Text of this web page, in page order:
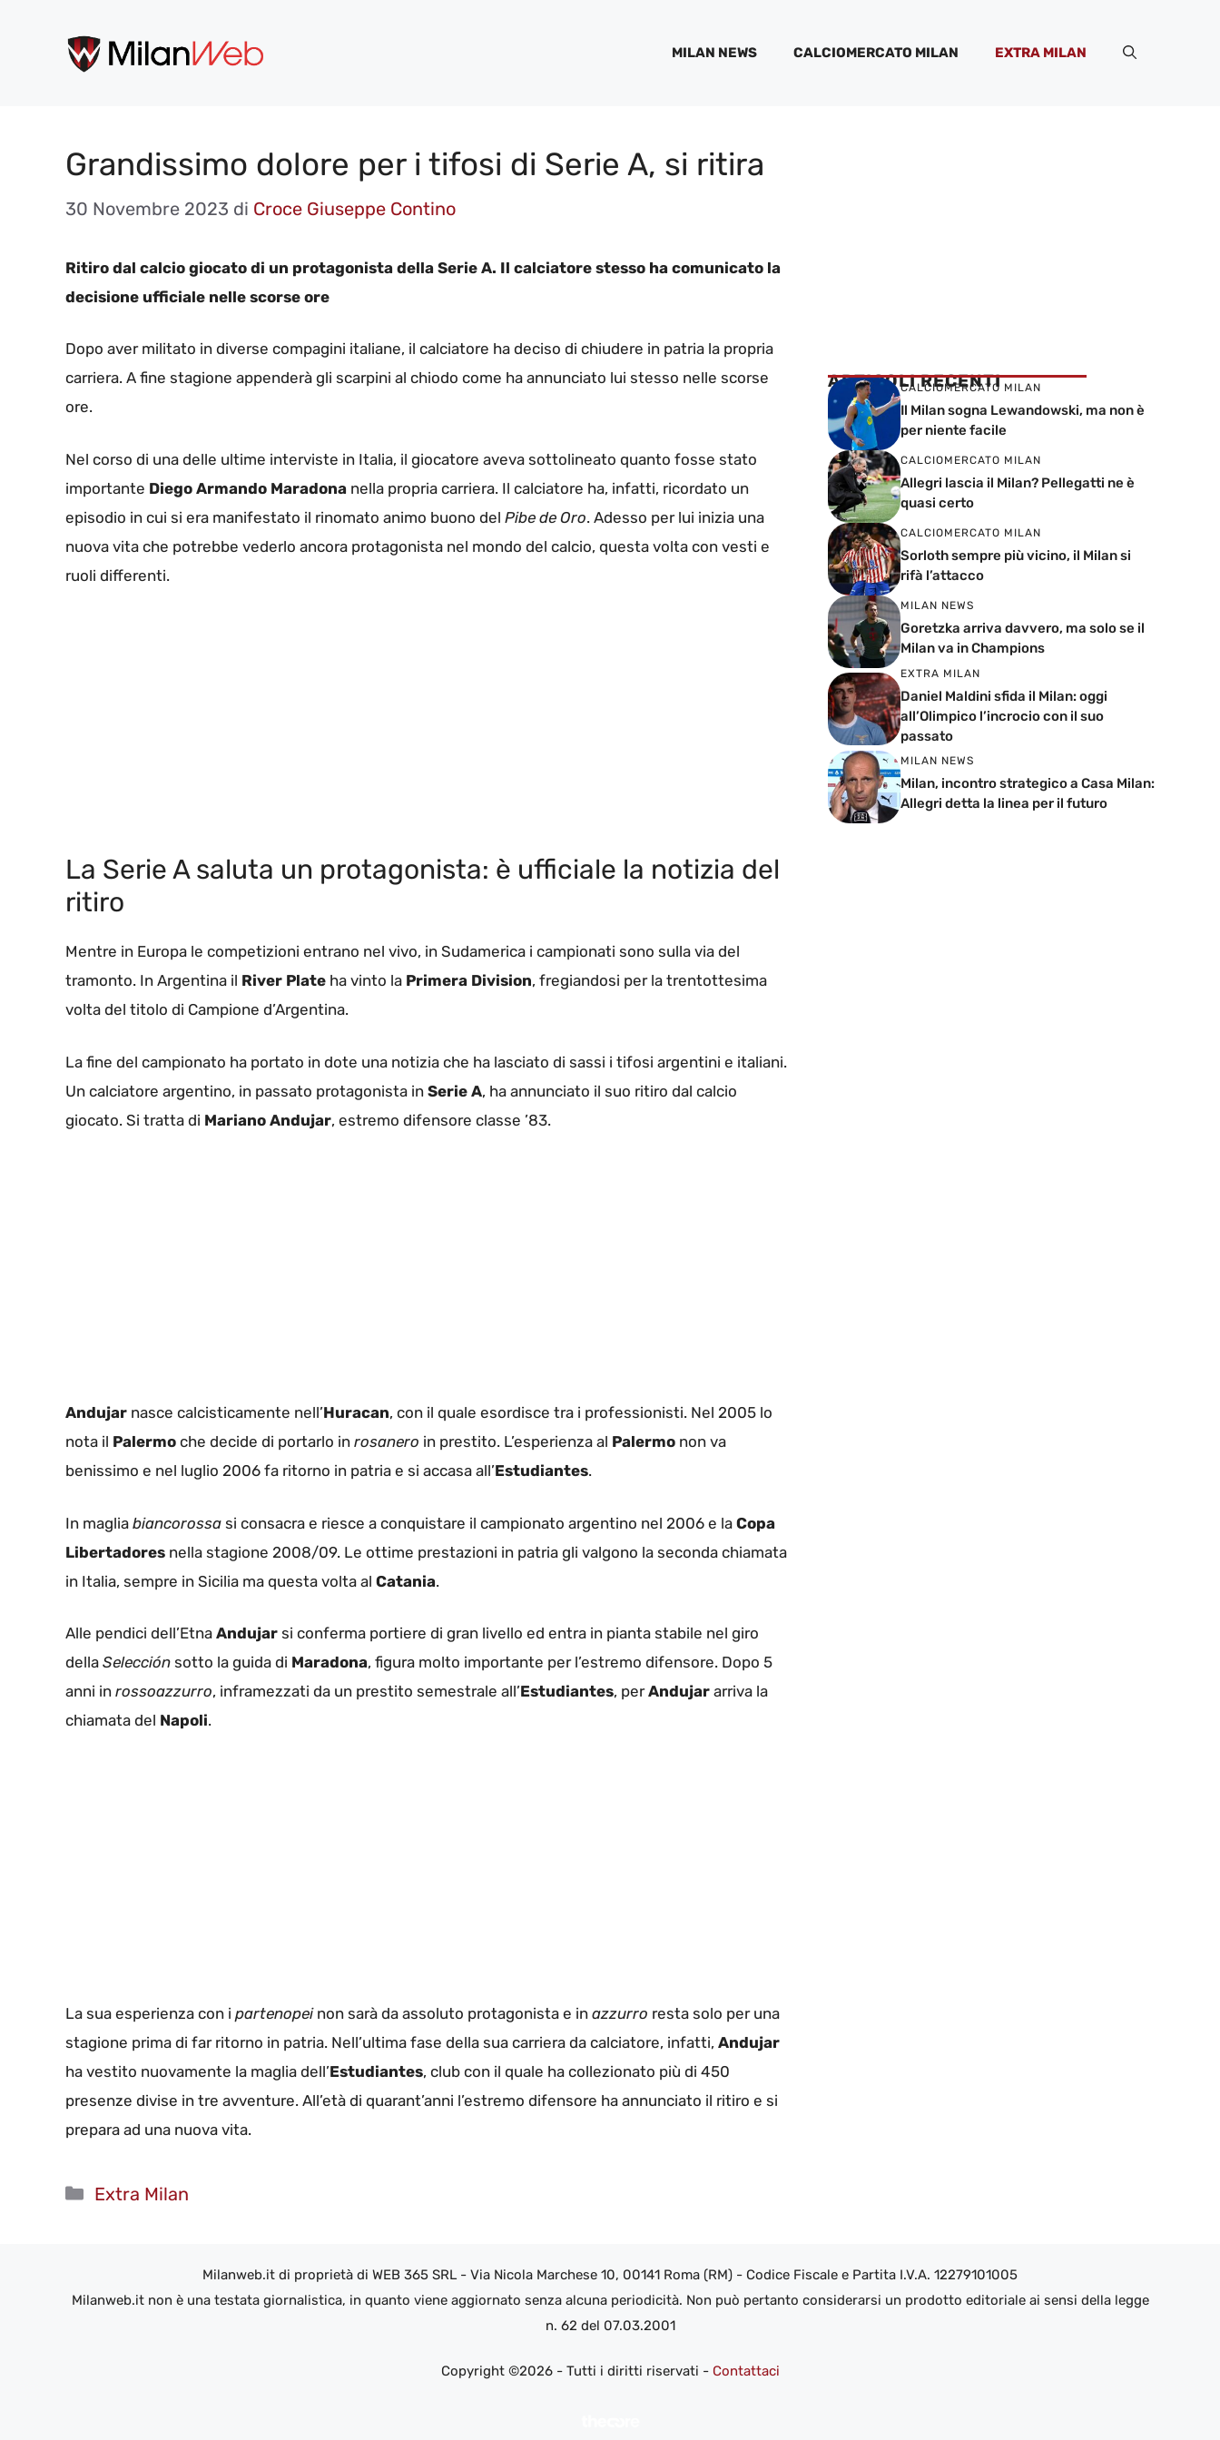
MILAN NEWS CALCIOMERCATO MILAN EXTRA MILAN
Grandissimo dolore per i tifosi di Serie A, si ritira
30 Novembre 2023 di Croce Giuseppe Contino
Ritiro dal calcio giocato di un protagonista della Serie A. Il calciatore stesso ha comunicato la
decisione ufficiale nelle scorse ore
Dopo aver militato in diverse compagini italiane, il calciatore ha deciso di chiudere in patria la propria
carriera. A fine stagione appenderà gli scarpini al chiodo come ha annunciato lui stesso nelle scorse
ore.
Nel corso di una delle ultime interviste in Italia, il giocatore aveva sottolineato quanto fosse stato
importante Diego Armando Maradona nella propria carriera. Il calciatore ha, infatti, ricordato un
episodio in cui si era manifestato il rinomato animo buono del Pibe de Oro. Adesso per lui inizia una
nuova vita che potrebbe vederlo ancora protagonista nel mondo del calcio, questa volta con vesti e
ruoli differenti.
La Serie A saluta un protagonista: è ufficiale la notizia del
ritiro
Mentre in Europa le competizioni entrano nel vivo, in Sudamerica i campionati sono sulla via del
tramonto. In Argentina il River Plate ha vinto la Primera Division, fregiandosi per la trentottesima
volta del titolo di Campione d’Argentina.
La fine del campionato ha portato in dote una notizia che ha lasciato di sassi i tifosi argentini e italiani.
Un calciatore argentino, in passato protagonista in Serie A, ha annunciato il suo ritiro dal calcio
giocato. Si tratta di Mariano Andujar, estremo difensore classe ’83.
Andujar nasce calcisticamente nell’Huracan, con il quale esordisce tra i professionisti. Nel 2005 lo
nota il Palermo che decide di portarlo in rosanero in prestito. L’esperienza al Palermo non va
benissimo e nel luglio 2006 fa ritorno in patria e si accasa all’Estudiantes.
In maglia biancorossa si consacra e riesce a conquistare il campionato argentino nel 2006 e la Copa
Libertadores nella stagione 2008/09. Le ottime prestazioni in patria gli valgono la seconda chiamata
in Italia, sempre in Sicilia ma questa volta al Catania.
Alle pendici dell’Etna Andujar si conferma portiere di gran livello ed entra in pianta stabile nel giro
della Selección sotto la guida di Maradona, figura molto importante per l’estremo difensore. Dopo 5
anni in rossoazzurro, inframezzati da un prestito semestrale all’Estudiantes, perAndujar arriva la
chiamata del Napoli.
La sua esperienza con i partenopeinon sarà da assoluto protagonista e in azzurro resta solo per una
stagione prima di far ritorno in patria. Nell’ultima fase della sua carriera da calciatore, infatti, Andujar
ha vestito nuovamente la maglia dell’Estudiantes, club con il quale ha collezionato più di 450
presenze divise in tre avventure. All’età di quarant’anni l’estremo difensore ha annunciato il ritiro e si
prepara ad una nuova vita.
Categorie
Extra Milan
ARTICOLI RECENTI
CALCIOMERCATO MILAN
Il Milan sogna Lewandowski, ma non è
per niente facile
CALCIOMERCATO MILAN
Allegri lascia il Milan? Pellegatti ne è
quasi certo
CALCIOMERCATO MILAN
Sorloth sempre più vicino, il Milan si
rifà l’attacco
MILAN NEWS
Goretzka arriva davvero, ma solo se il
Milan va in Champions
EXTRA MILAN
Daniel Maldini sfida il Milan: oggi
all’Olimpico l’incrocio con il suo
passato
MILAN NEWS
Milan, incontro strategico a Casa Milan:
Allegri detta la linea per il futuro
Milanweb.it di proprietà di WEB 365 SRL - Via Nicola Marchese 10, 00141 Roma (RM) - Codice Fiscale e Partita I.V.A. 12279101005
Milanweb.it non è una testata giornalistica, in quanto viene aggiornato senza alcuna periodicità. Non può pertanto considerarsi un prodotto editoriale ai sensi della legge
n. 62 del 07.03.2001
Copyright ©2026 - Tutti i diritti riservati - Contattaci